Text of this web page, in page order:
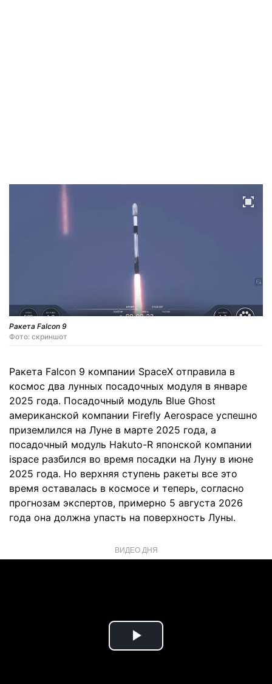
Ракета Falcon 9
Фото: скриншот
Ракета Falcon 9 компании SpaceX отправила в
космос два лунных посадочных модуля в январе
2025 года. Посадочный модуль Blue Ghost
американской компании Firefly Aerospace успешно
приземлился на Луне в марте 2025 года, а
посадочный модуль Hakuto-R японской компании
ispace разбился во время посадки на Луну в июне
2025 года. Но верхняя ступень ракеты все это
время оставалась в космосе и теперь, согласно
прогнозам экспертов, примерно 5 августа 2026
года она должна упасть на поверхность Луны.
ВИДЕО ДНЯ
Play